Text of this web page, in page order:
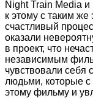
Night Train Media и
к этому с таким
счастливый
оказали
в проект, что
независимым
чувствовали себя
людьми, которые с
этому фильму и